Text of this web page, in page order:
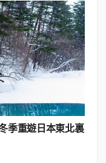
季重遊日本東北裏